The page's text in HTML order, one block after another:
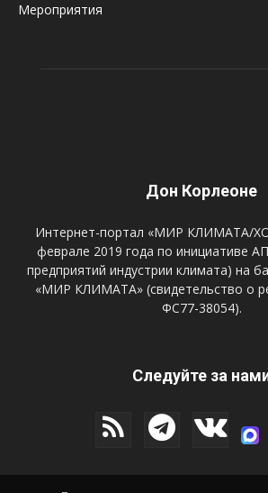
Мероприятия
Дон Корлеоне
Интернет-портал «МИР КЛИМАТА/
феврале 2019 года по инициативе
предприятий индустрии климата) на
«МИР КЛИМАТА» (свидетельство о
ФС77-38054).
Следуйте за